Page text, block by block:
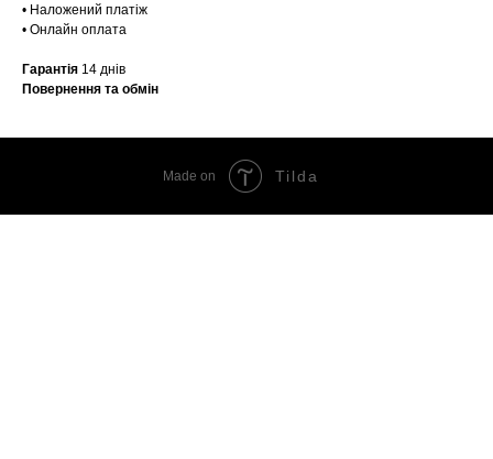
• Наложений платіж
• Онлайн оплата
Гарантія 14 днів
Повернення та обмін
Made on Tilda